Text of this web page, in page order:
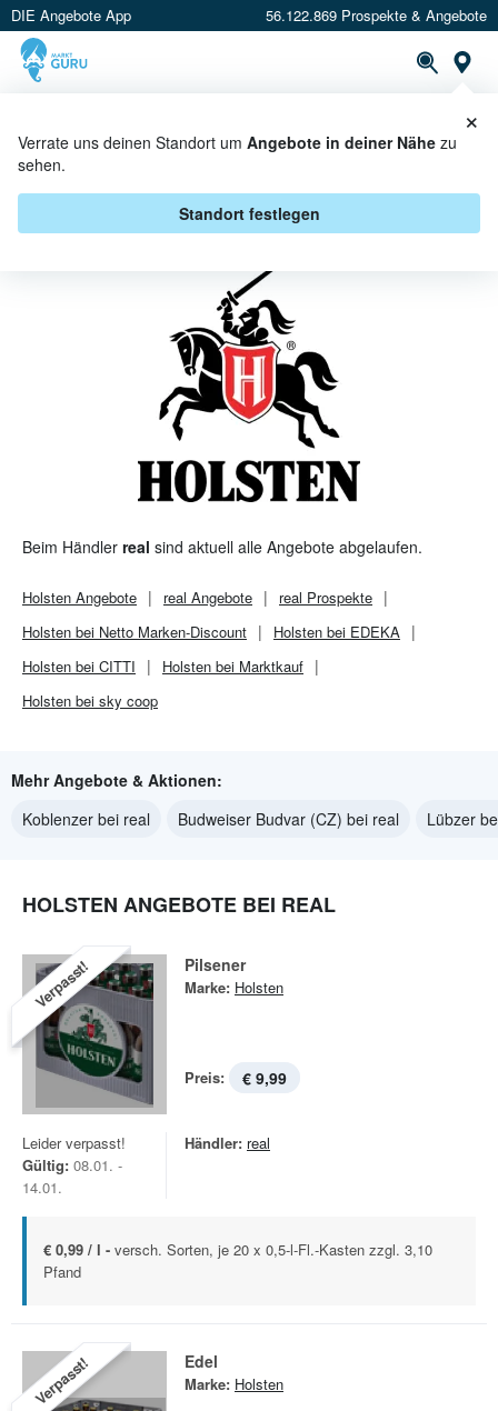
DIE Angebote App 56.122.869 Prospekte & Angebote
Verrate uns deinen Standort um Angebote in deiner Nähe zu
sehen.
Standort festlegen
×
HOLSTEN BEI REAL - ANGEBOTE
& AKTIONEN
Beim Händler real sind aktuell alle Angebote abgelaufen.
Holsten Angebote real Angebote real Prospekte
Holsten bei Netto Marken-Discount
Holsten bei EDEKA
Holsten bei CITTI
Holsten bei Marktkauf
Holsten bei sky coop
Mehr Angebote & Aktionen:
Koblenzer bei real
Budweiser Budvar (CZ) bei real Lübzer
HOLSTEN ANGEBOTE BEI REAL
Verpasst! Pilsener
Marke: Holsten
Preis: € 9,99
Leider verpasst!
Gültig: 08.01. -
14.01.
Händler: real
€ 0,99 / l - versch. Sorten, je 20 x 0,5-l-Fl.-Kasten zzgl. 3,10
Pfand
Verpasst! Edel
Marke: Holsten